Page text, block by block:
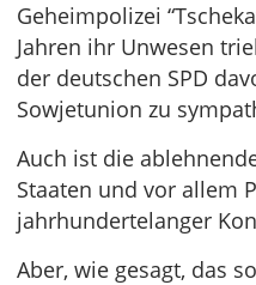
Geheimpolizei
Jahren ihr Unwesen
der deutschen SPD
Sowjetunion zu
Auch ist die
Staaten und vor allem
jahrhundertelanger
Aber, wie gesagt, das